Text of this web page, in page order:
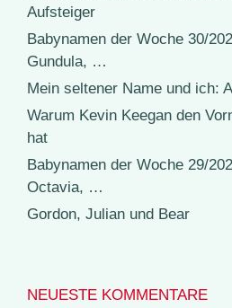
Aufsteiger
Babynamen der Woche 30/
Gundula, …
Mein seltener Name und ich:
Warum Kevin Keegan den
hat
Babynamen der Woche 29/
Octavia, …
Gordon, Julian und Bear
NEUESTE KOMMENTARE